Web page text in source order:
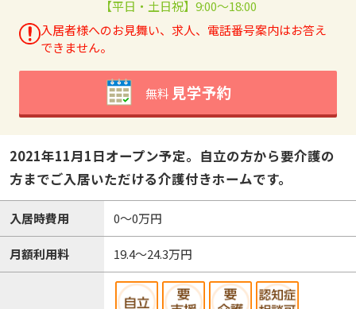
【平日・土日祝】9:00～18:00
入居者様へのお見舞い、求人、電話番号案内はお答え
できません。
無料 見学予約
2021年11月1日オープン予定。自立の方から要介護の
方までご入居いただける介護付きホームです。
入居時費用 0～0万円
月額利用料 19.4～24.3万円